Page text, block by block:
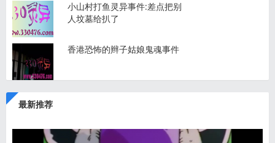
小山村打鱼灵异事件:差点把别
人坟墓给扒了
香港恐怖的辫子姑娘鬼魂事件
最新推荐